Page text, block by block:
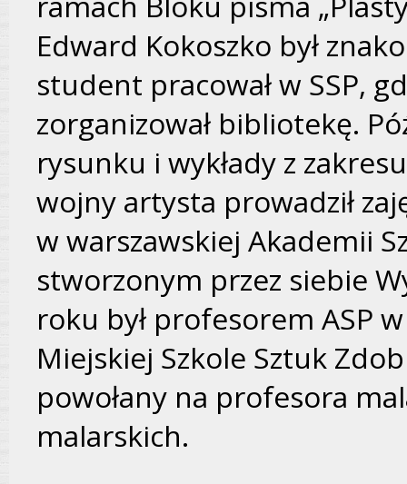
Edward Kokoszko był
student pracował w SSP,
zorganizował bibliotekę.
rysunku i wykłady z
wojny artysta prowadził
w warszawskiej Akademii
stworzonym przez siebie
roku był profesorem ASP
Miejskiej Szkole Sztuk
powołany na profesora
malarskich.